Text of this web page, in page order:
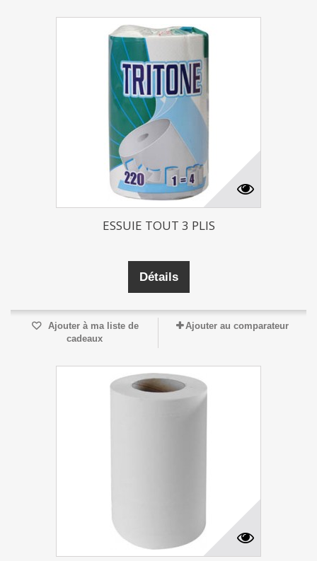
ESSUIE TOUT 3 PLIS
Détails
Ajouter à ma liste de
cadeaux
Ajouter au comparateur